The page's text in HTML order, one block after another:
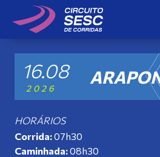
content
16.08
2026
HORÁRIOS
Corrida:07h30
Caminhada:08h30